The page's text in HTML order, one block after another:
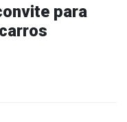
para